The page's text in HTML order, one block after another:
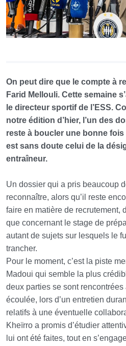
On peut dire que le compte à
Farid Mellouli. Cette semaine
le directeur sportif de l’ESS.
notre édition d’hier, l’un des
reste à boucler une bonne
est sans doute celui de la
entraîneur.
Un dossier qui a pris beaucoup
reconnaître, alors qu’il reste
faire en matière de recrutement,
que concernant le stage de
autant de sujets sur lesquels le
trancher.
Pour le moment, c’est la piste
Madoui qui semble la plus
deux parties se sont
écoulée, lors d’un entretien
relatifs à une éventuelle
Kheïrro a promis d’étudier
lui ont été faites, tout en